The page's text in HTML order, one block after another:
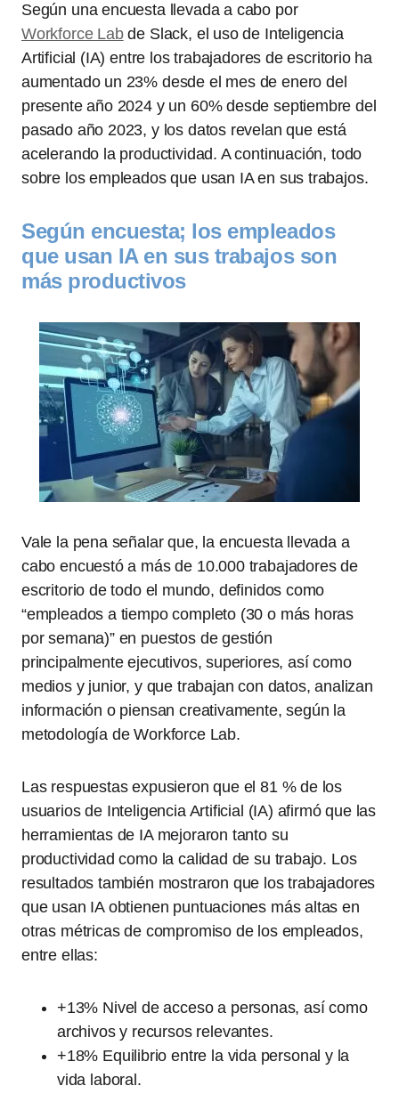
Según una encuesta llevada a cabo por
Workforce Labde Slack, el uso de Inteligencia
Artificial (IA) entre los trabajadores de escritorio ha
aumentado un 23% desde el mes de enero del
presente año 2024 y un 60% desde septiembre del
pasado año 2023, y los datos revelan que está
acelerando la productividad. A continuación, todo
sobre los empleados que usan IA en sus trabajos.
Según encuesta; los empleados
que usan IA en sus trabajos son
más productivos
Vale la pena señalar que, la encuesta llevada a
cabo encuestó a más de 10.000 trabajadores de
escritorio de todo el mundo, definidos como
“empleados a tiempo completo (30 o más horas
por semana)” en puestos de gestión
principalmente ejecutivos, superiores, así como
medios y junior, y que trabajan con datos, analizan
información o piensan creativamente, según la
metodología de Workforce Lab.
Las respuestas expusieron que el 81 % de los
usuarios de Inteligencia Artificial (IA) afirmó que las
herramientas de IA mejoraron tanto su
productividad como la calidad de su trabajo. Los
resultados también mostraron que los trabajadores
que usan IA obtienen puntuaciones más altas en
otras métricas de compromiso de los empleados,
entre ellas:
+13% Nivel de acceso a personas, así como
archivos y recursos relevantes.
+18% Equilibrio entre la vida personal y la
vida laboral.